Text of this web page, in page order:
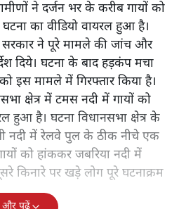
ने दर्जन भर के करीब गायों को
का वीडियो वायरल हुआ है।
ने पूरे मामले की जांच और
दिये। घटना के बाद हड़कंप मचा
इस मामले में गिरफ्तार किया है।
क्षेत्र में टमस नदी में गायों को
हुआ है। घटना विधानसभा क्षेत्र के
नदी में रेलवे पुल के ठीक नीचे एक
को हांककर जबरिया नदी में
किनारे पर खड़े लोग पूरे घटनाक्रम